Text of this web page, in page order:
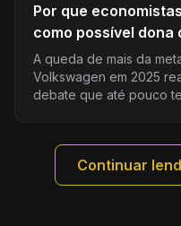
Por que
como possível dona
A queda de mais da
Volkswagen em 2025
debate que até pouco
Continuar